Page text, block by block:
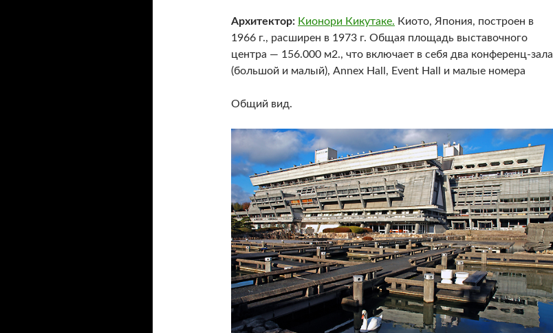
Архитектор: Кионори Кикутаке. Киото, Япония, построен в
1966 г., расширен в 1973 г. Общая площадь выставочного
центра — 156.000 м2., что включает в себя два конференц-зала
(большой и малый), Annex Hall, Event Hall и малые номера
Общий вид.